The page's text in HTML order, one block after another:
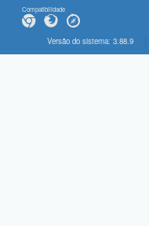
Compatibilidade
Versão do sistema: 3.88.9